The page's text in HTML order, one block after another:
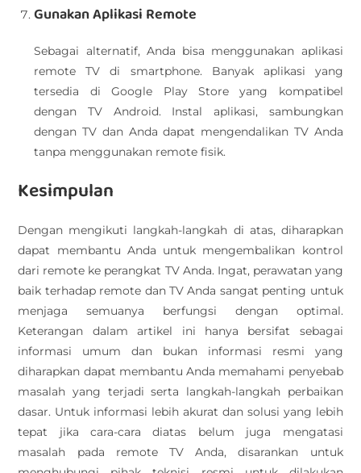
Gunakan Aplikasi Remote
Sebagai alternatif, Anda bisa menggunakan aplikasi
remote TV di smartphone. Banyak aplikasi yang
tersedia di Google Play Store yang kompatibel
dengan TV Android. Instal aplikasi, sambungkan
dengan TV dan Anda dapat mengendalikan TV Anda
tanpa menggunakan remote fisik.
Kesimpulan
Dengan mengikuti langkah-langkah di atas, diharapkan
dapat membantu Anda untuk mengembalikan kontrol
dari remote ke perangkat TV Anda. Ingat, perawatan yang
baik terhadap remote dan TV Anda sangat penting untuk
menjaga semuanya berfungsi dengan optimal.
Keterangan dalam artikel ini hanya bersifat sebagai
informasi umum dan bukan informasi resmi yang
diharapkan dapat membantu Anda memahami penyebab
masalah yang terjadi serta langkah-langkah perbaikan
dasar. Untuk informasi lebih akurat dan solusi yang lebih
tepat jika cara-cara diatas belum juga mengatasi
masalah pada remote TV Anda, disarankan untuk